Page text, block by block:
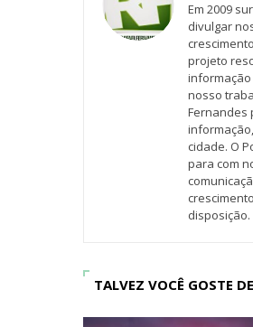
Em 2009
divulgar
projeto
nosso
Fernandes
cidade. O
para com
disposição.
TALVEZ VOCÊ GOSTE